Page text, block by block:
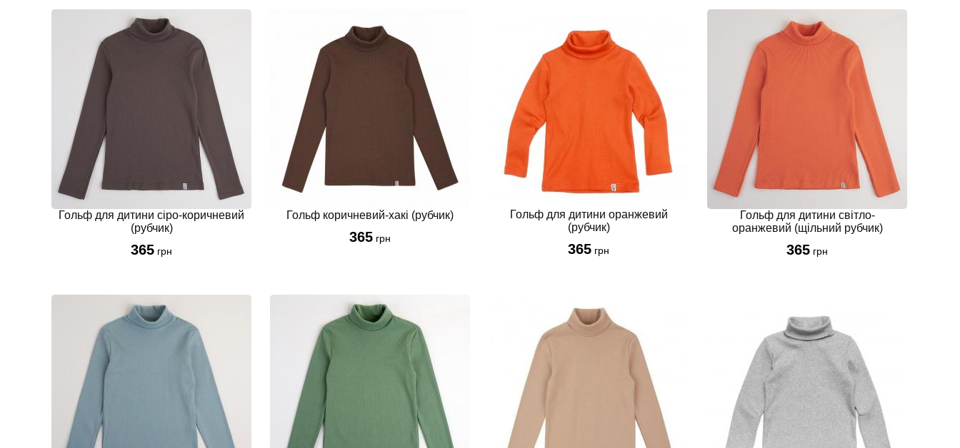
Гольф для дитини сіро-коричневий
(рубчик)
365 грн
Гольф коричневий-хакі (рубчик)
365 грн
Гольф для дитини оранжевий
(рубчик)
365 грн
Гольф для дитини світло-
оранжевий (щільний рубчик)
365 грн